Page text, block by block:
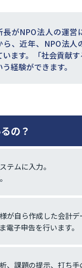
長がNPO法人の運営
ら、近年、NPO法人
います。「社会貢献
う経験ができます。
の？
テムに入力。
が自ら作成した会計
電子申告を行います。
、課題の提示、打ち